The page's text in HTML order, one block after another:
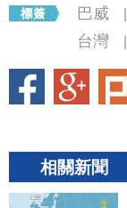
巴威
台灣
相關新聞